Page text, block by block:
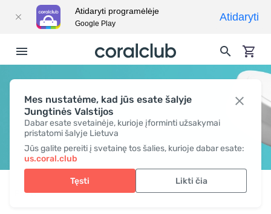
Mes nustatėme, kad jūs esate šalyje
Jungtinės Valstijos
Dabar esate svetainėje, kurioje įforminti užsakymai
pristatomi šalyje Lietuva
Jūs galite pereiti į svetainę tos šalies, kurioje dabar esate:
us.coral.club
Tęsti Likti čia
GROŽIS
Prekės Grožis
Atidaryti programėlėje
Google Play
Atidaryti